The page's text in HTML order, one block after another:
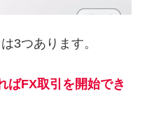
3つあります。
ばFX取引を開始でき